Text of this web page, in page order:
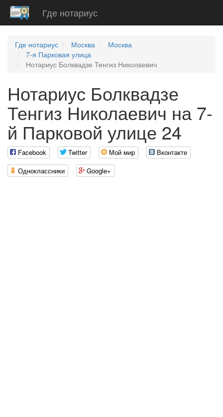
Где нотариус
Где нотариус Москва
Москва
7-я Парковая улица
Нотариус Болквадзе Тенгиз Николаевич
Нотариус Болквадзе
Тенгиз Николаевич на 7-
й Парковой улице 24
Facebook Twitter Мой мир
Вконтакте
Одноклассники
Google+